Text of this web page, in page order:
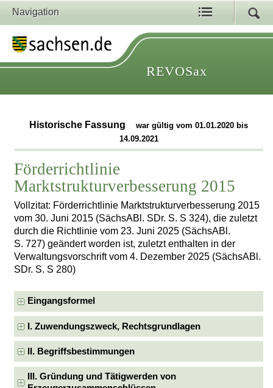
Navigation
REVOSax
Historische Fassung
war gültig vom 01.01.2020 bis
14.09.2021
Förderrichtlinie
Marktstrukturverbesserung 2015
Vollzitat: Förderrichtlinie Marktstrukturverbesserung 2015
vom 30. Juni 2015 (SächsABl. SDr. S. S 324), die zuletzt
durch die Richtlinie vom 23. Juni 2025 (SächsABl.
S. 727) geändert worden ist, zuletzt enthalten in der
Verwaltungsvorschrift vom 4. Dezember 2025 (SächsABl.
SDr. S. S 280)
Eingangsformel
I. Zuwendungszweck, Rechtsgrundlagen
II. Begriffsbestimmungen
III. Gründung und Tätigwerden von